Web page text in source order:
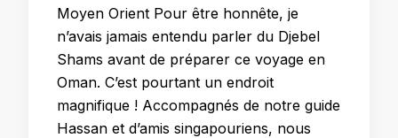
Moyen Orient Pour être honnête, je
n’avais jamais entendu parler du Djebel
Shams avant de préparer ce voyage en
Oman. C’est pourtant un endroit
magnifique ! Accompagnés de notre guide
Hassan et d’amis singapouriens, nous